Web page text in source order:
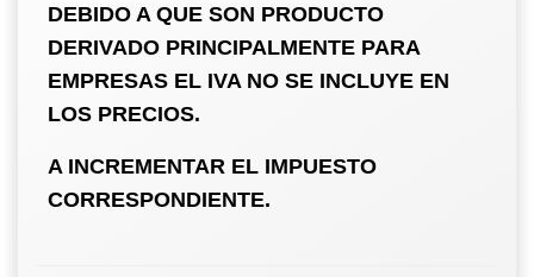
DEBIDO A QUE SON PRODUCTO
DERIVADO PRINCIPALMENTE PARA
EMPRESAS EL IVA NO SE INCLUYE EN
LOS PRECIOS.
A INCREMENTAR EL IMPUESTO
CORRESPONDIENTE.